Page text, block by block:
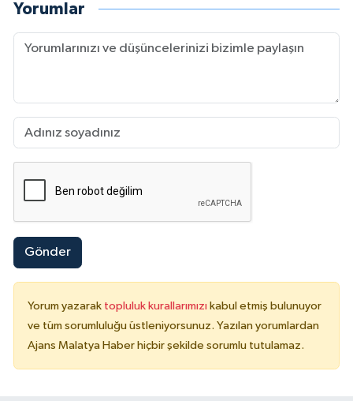
Yorumlar
Gönder
Yorum yazarak topluluk kurallarımızı kabul etmiş bulunuyor
ve tüm sorumluluğu üstleniyorsunuz. Yazılan yorumlardan
Ajans Malatya Haber hiçbir şekilde sorumlu tutulamaz.